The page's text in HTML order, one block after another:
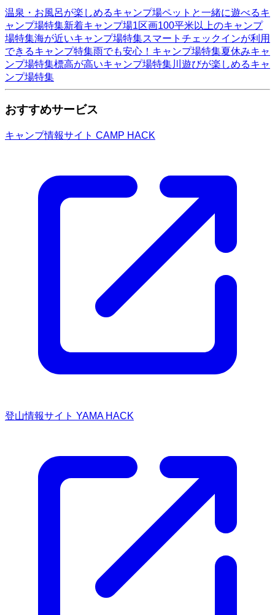
温泉・お風呂が楽しめるキャンプ場ペットと一緒に遊べるキ
ャンプ場特集新着キャンプ場1区画100平米以上のキャンプ
場特集海が近いキャンプ場特集スマートチェックインが利用
できるキャンプ特集雨でも安心！キャンプ場特集夏休みキャ
ンプ場特集標高が高いキャンプ場特集川遊びが楽しめるキャ
ンプ場特集
おすすめサービス
キャンプ情報サイト CAMP HACK
登山情報サイト YAMA HACK